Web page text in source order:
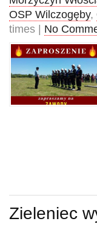
OSP Wilczogęby,
times | No
Zieleniec